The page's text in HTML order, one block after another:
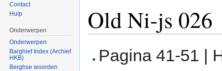
Old Ni-js 026
Pagina 41-51 |
Contact
Hulp
Onderwerpen
Onderwerpen
Barghief Index (Archief
HKB)
Berghse woorden